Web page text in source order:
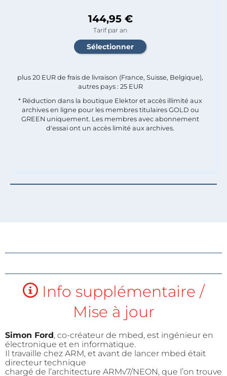
144,95 €
Tarif par an
plus 20 EUR de frais de livraison (France, Suisse, Belgique),
autres pays : 25 EUR
* Réduction dans la boutique Elektor et accès illimité aux
archives en ligne pour les membres titulaires GOLD ou
GREEN uniquement. Les membres avec abonnement
d'essai ont un accès limité aux archives.
Info supplémentaire /
Mise à jour
Simon Ford, co-créateur de mbed, est ingénieur en
électronique et en informatique.
Il travaille chez ARM, et avant de lancer mbed était
directeur technique
chargé de l’architecture ARMv7/NEON, que l’on trouve